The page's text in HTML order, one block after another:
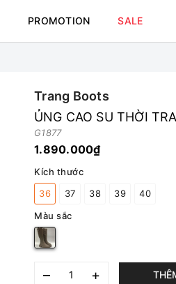
PROMOTION SALE
Trang Boots
ỦNG CAO SU THỜI
G1877
1.890.000₫
Kích thước
36
37 38 39
40
Màu sắc
– +